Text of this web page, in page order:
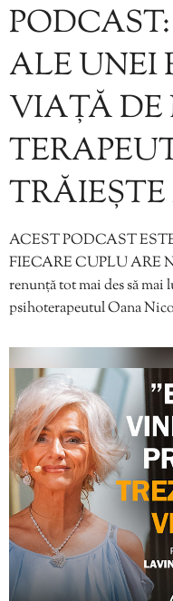
ALE UNEI
VIAȚĂ DE
ACEST PODCAST
FIECARE CUPLU ARE
renunță tot mai des să mai
psihoterapeutul Oana